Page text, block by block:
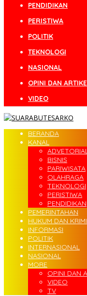
PENDIDIKAN
PERISTIWA
POLITIK
TEKNOLOGI
NASIONAL
OPINI DAN
VIDEO
BERANDA
KANAL
BISNIS
PARIWISATA
OLAHRAGA
TEKNOLOGI
PERISTIWA
PENDIDIKAN
PEMERINTAHAN
HUKUM DAN
INFORMASI
POLITIK
INTERNASIONAL
NASIONAL
MORE
OPINI DAN
VIDEO
TV